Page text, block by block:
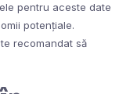
pentru aceste date
potențiale.
recomandat să